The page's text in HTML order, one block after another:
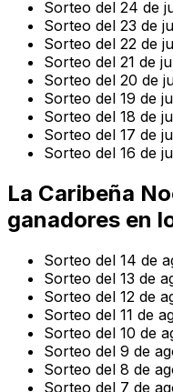
Sorteo del 24 de
Sorteo del 23 de
Sorteo del 22 de
Sorteo del 21 de
Sorteo del 20 de
Sorteo del 19 de
Sorteo del 18 de
Sorteo del 17 de
Sorteo del 16 de
La Caribeña
ganadores en
Sorteo del 14 de
Sorteo del 13 de
Sorteo del 12 de
Sorteo del 11 de
Sorteo del 10 de
Sorteo del 9 de
Sorteo del 8 de
Sorteo del 7 de